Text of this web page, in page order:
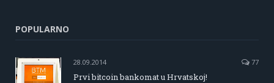
POPULARNO
28.09.2014 77
Prvi bitcoin bankomat u Hrvatskoj!